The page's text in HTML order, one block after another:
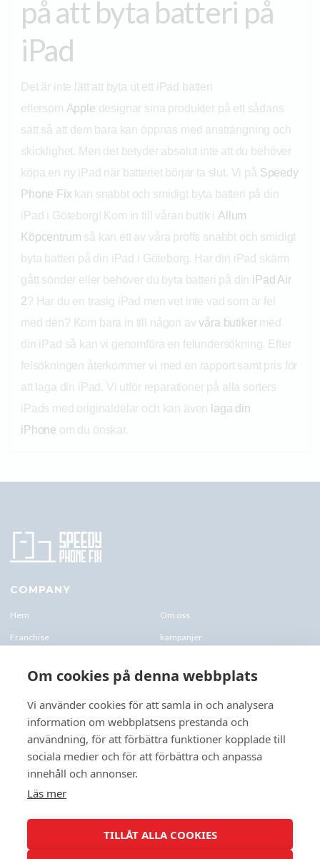
på att byta batteri på
iPad
Det är inte lätt att byta ut ett iPad batteri
eftersom Apple designar sina produkter på ett sådans
sätt så att dem bara kan öppnas med ansträngning och
skicklighet. Men det betyder absolut inte att du behöver
köpa en ny iPad när batteriet börjar ta slut. Vi på Speedy
Phone Fix kan snabbt och smidigt byta batteri på din
iPad i Göteborg! Kom in till våran butik i Allum
Köpcentrum så kan ett av våra proffs snabbt och smidigt
byta batteri på din iPad i Göteborg. Har din iPad skärm
gått sönder eller behöver du byta batteri på din iPad Air
2? Har du en trasig iPad men vet inte vad som är fel
med den? Kom bara in till någon avvåra butikermed
din iPad så kan vi genomföra en felundersökning. Efter
felsökningen återkommer vi med en rapport samt pris för
att laga din iPad. Vi utför reparationer på alla sorters
iPads med originaldelar och kan även laga din
iPhone om du önskar.
COMPANY
Hem Om oss
Franchise kampanjer
Företagskund & Utbildning FAQs
CONTACTS
+46 070 0122 333
Företagsvägen 10, 227 61 Lund
Lund@speedyphonefix.net
Om cookies på denna webbplats
Vi använder cookies för att samla in och analysera
information om webbplatsens prestanda och
användning, för att förbättra funktioner kopplade till
sociala medier och för att förbättra och anpassa
innehåll och annonser.
Läs mer
TILLÅT ALLA COOKIES